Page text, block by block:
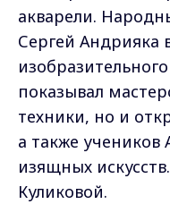
акварели.
Сергей Андрияка
показывал
техники, но и
а также учеников
изящных
Куликовой.